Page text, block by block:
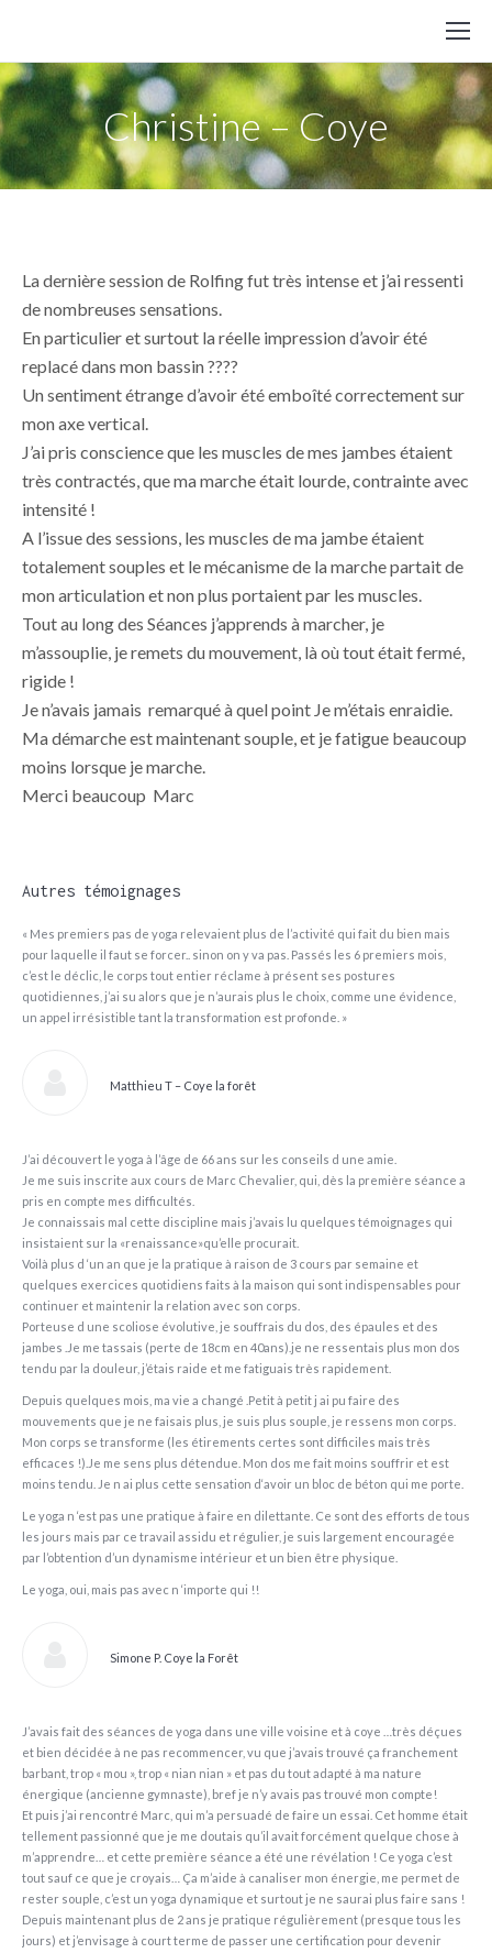
Christine – Coye
La dernière session de Rolfing fut très intense et j’ai ressenti
de nombreuses sensations.
En particulier et surtout la réelle impression d’avoir été
replacé dans mon bassin ????
Un sentiment étrange d’avoir été emboîté correctement sur
mon axe vertical.
J’ai pris conscience que les muscles de mes jambes étaient
très contractés, que ma marche était lourde, contrainte avec
intensité !
A l’issue des sessions, les muscles de ma jambe étaient
totalement souples et le mécanisme de la marche partait de
mon articulation et non plus portaient par les muscles.
Tout au long des Séances j’apprends à marcher, je
m’assouplie, je remets du mouvement, là où tout était fermé,
rigide !
Je n’avais jamais remarqué à quel point Je m’étais enraidie.
Ma démarche est maintenant souple, et je fatigue beaucoup
moins lorsque je marche.
Merci beaucoup Marc
Autres témoignages
« Mes premiers pas de yoga relevaient plus de l’activité qui fait du bien mais
pour laquelle il faut se forcer.. sinon on y va pas. Passés les 6 premiers mois,
c’est le déclic, le corps tout entier réclame à présent ses postures
quotidiennes, j’ai su alors que je n’aurais plus le choix, comme une évidence,
un appel irrésistible tant la transformation est profonde. »
Matthieu T – Coye la forêt
J’ai découvert le yoga à l’âge de 66 ans sur les conseils d une amie.
Je me suis inscrite aux cours de Marc Chevalier, qui, dès la première séance a
pris en compte mes difficultés.
Je connaissais mal cette discipline mais j’avais lu quelques témoignages qui
insistaient sur la «renaissance»qu’elle procurait.
Voilà plus d ‘un an que je la pratique à raison de 3 cours par semaine et
quelques exercices quotidiens faits à la maison qui sont indispensables pour
continuer et maintenir la relation avec son corps.
Porteuse d une scoliose évolutive, je souffrais du dos, des épaules et des
jambes .Je me tassais (perte de 18cm en 40ans).je ne ressentais plus mon dos
tendu par la douleur, j’étais raide et me fatiguais très rapidement.
Depuis quelques mois, ma vie a changé .Petit à petit j ai pu faire des
mouvements que je ne faisais plus, je suis plus souple, je ressens mon corps.
Mon corps se transforme (les étirements certes sont difficiles mais très
efficaces !).Je me sens plus détendue. Mon dos me fait moins souffrir et est
moins tendu. Je n ai plus cette sensation d‘avoir un bloc de béton qui me porte.
Le yoga n ‘est pas une pratique à faire en dilettante. Ce sont des efforts de tous
les jours mais par ce travail assidu et régulier, je suis largement encouragée
par l’obtention d’un dynamisme intérieur et un bien être physique.
Le yoga, oui, mais pas avec n ‘importe qui !!
Simone P. Coye la Forêt
J’avais fait des séances de yoga dans une ville voisine et à coye …très déçues
et bien décidée à ne pas recommencer, vu que j’avais trouvé ça franchement
barbant, trop « mou », trop « nian nian » et pas du tout adapté à ma nature
énergique (ancienne gymnaste), bref je n’y avais pas trouvé mon compte!
Et puis j’ai rencontré Marc, qui m’a persuadé de faire un essai. Cet homme était
tellement passionné que je me doutais qu’il avait forcément quelque chose à
m’apprendre… et cette première séance a été une révélation ! Ce yoga c’est
tout sauf ce que je croyais… Ça m’aide à canaliser mon énergie, me permet de
rester souple, c’est un yoga dynamique et surtout je ne saurai plus faire sans !
Depuis maintenant plus de 2 ans je pratique régulièrement (presque tous les
jours) et j’envisage à court terme de passer une certification pour devenir